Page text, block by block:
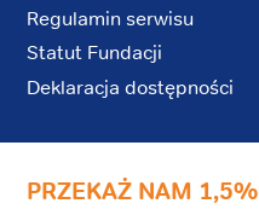
Regulamin serwisu
Statut Fundacji
Deklaracja dostępności
PRZEKAŻ NAM 1,5%